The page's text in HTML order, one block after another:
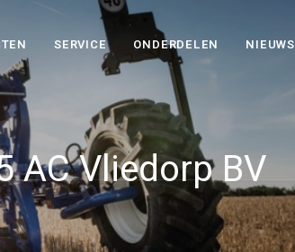
SERVICE ONDERDELEN NIEUWS
AC Vliedorp BV